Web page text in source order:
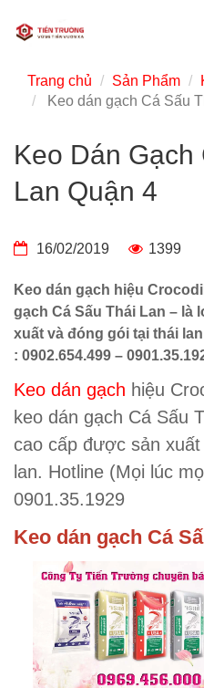
Keo Dán Gạch
Lan Quận 4
16/02/2019 1399
Keo dán gạch hiệu
gạch Cá Sấu Thái Lan – là
xuất và đóng gói tại thái
: 0902.654.499 –
Keo dán gạch hiệu
keo dán gạch Cá Sấu
cao cấp được sản
lan. Hotline (Mọi lúc
0901.35.1929
Keo dán gạch Cá
Trang chủ Sản Phẩm
Keo dán gạch Cá Sấu